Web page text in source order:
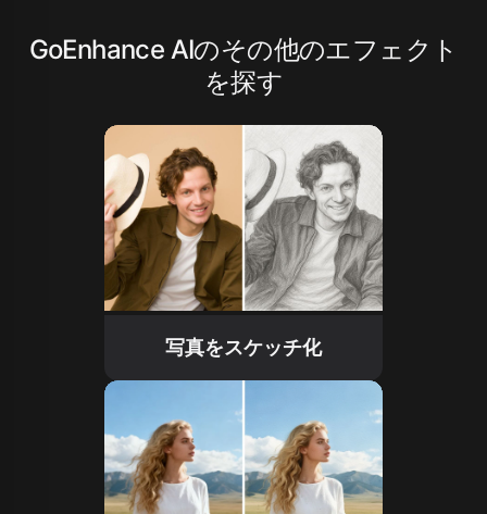
GoEnhance AIのその他のエフェクト
を探す
写真をスケッチ化